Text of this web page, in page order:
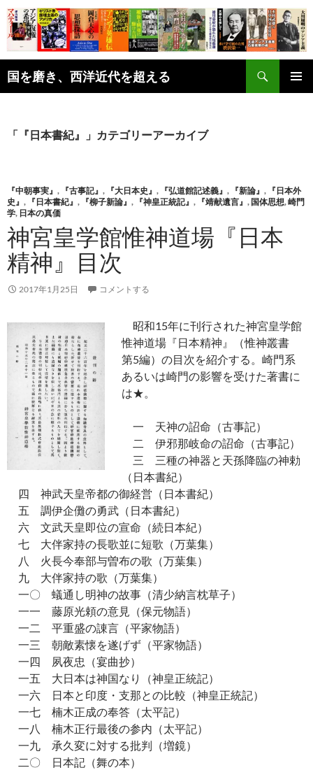
コ
ン
テ
ン
ツ
へ
国を磨き、西洋近代を超える
索
「『日本書紀』」カテゴリーアーカイブ
『中朝事実』 , 『古事記』 , 『大日本史』 , 『弘道館記述義』 , 『新論』 , 『日本外
史』 , 『日本書紀』 , 『柳子新論』 , 『神皇正統記』 , 『靖献遺言』 , 国体思想,崎門
学, 日本の真価
神宮皇学館惟神道場『日本
精神』目次
2017年1月25日 コメントする
昭和15年に刊行された神宮皇学館
惟神道場『日本精神』（惟神叢書
第5編）の目次を紹介する。崎門系
あるいは崎門の影響を受けた著書に
は★。
一 天神の詔命（古事記）
二 伊邪那岐命の詔命（古事記）
三 三種の神器と天孫降臨の神勅
（日本書紀）
四 神武天皇帝都の御経営（日本書紀）
五 調伊企儺の勇武（日本書紀）
六 文武天皇即位の宣命（続日本紀）
七 大伴家持の長歌並に短歌（万葉集）
八 火長今奉部与曽布の歌（万葉集）
九 大伴家持の歌（万葉集）
一〇 蟻通し明神の故事（清少納言枕草子）
一一 藤原光頼の意見（保元物語）
一二 平重盛の諌言（平家物語）
一三 朝敵素懐を遂げず（平家物語）
一四 夙夜忠（宴曲抄）
一五 大日本は神国なり（神皇正統記）
一六 日本と印度・支那との比較（神皇正統記）
一七 楠木正成の奉答（太平記）
一八 楠木正行最後の参内（太平記）
一九 承久変に対する批判（増鏡）
二〇 日本記（舞の本）